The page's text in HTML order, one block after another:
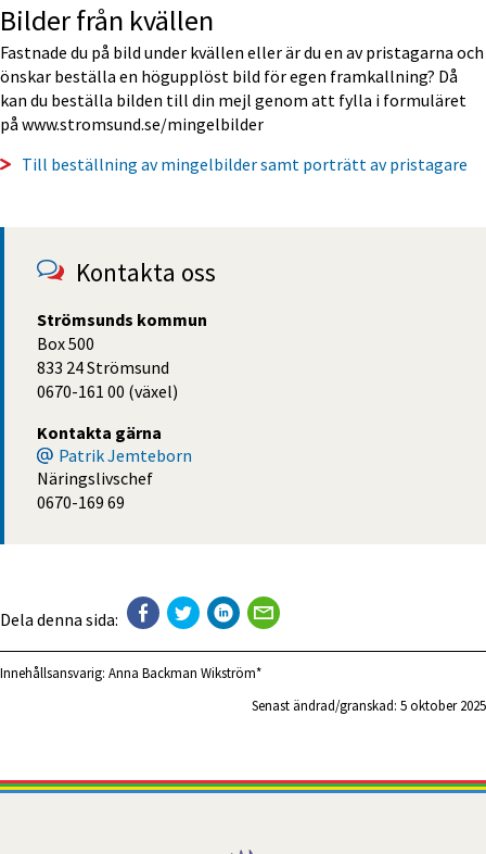
Bilder från kvällen
Fastnade du på bild under kvällen eller är du en av pristagarna och
önskar beställa en högupplöst bild för egen framkallning? Då
kan du beställa bilden till din mejl genom att fylla i formuläret
på www.stromsund.se/mingelbilder
Till beställning av mingelbilder samt porträtt av pristagare
Kontakta oss
Strömsunds kommun
Box 500
833 24 Strömsund
0670-161 00 (växel)
Kontakta gärna
Patrik Jemteborn
Näringslivschef
0670-169 69
Dela denna sida:
Innehållsansvarig: Anna Backman Wikström*
Senast ändrad/granskad: 5 oktober 2025